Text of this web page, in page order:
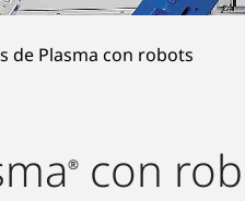
de Plasma con robots
®con